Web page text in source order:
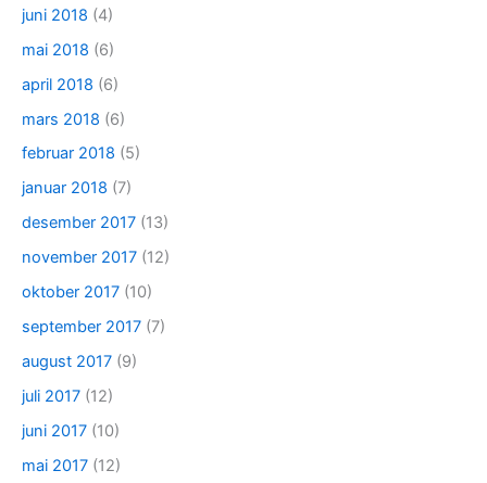
juni 2018 (4)
mai 2018 (6)
april 2018 (6)
mars 2018 (6)
februar 2018 (5)
januar 2018 (7)
desember 2017 (13)
november 2017 (12)
oktober 2017 (10)
september 2017 (7)
august 2017 (9)
juli 2017 (12)
juni 2017 (10)
mai 2017 (12)